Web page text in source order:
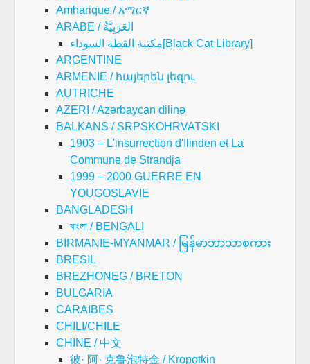
Amharique / አማርኛ
ARABE / العَرَبِيَّةُ
مكتبة القطة السوداء[Black Cat Library]
ARGENTINE
ARMENIE / հայերեն լեզու
AUTRICHE
AZERI / Azərbaycan dilinə
BALKANS / SRPSKOHRVATSKI
1903 – L'insurrection d'Ilinden et La
Commune de Strandja
1999 – 2000 GUERRE EN
YOUGOSLAVIE
BANGLADESH
বাংলা / BENGALI
BIRMANIE-MYANMAR / မြန်မာဘာသာစကား
BRESIL
BREZHONEG / BRETON
BULGARIA
CARAIBES
CHILI/CHILE
CHINE / 中文
彼· 阿· 克鲁泡特金 / Kropotkin